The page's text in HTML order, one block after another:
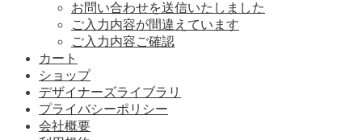
お問い合わせを送信いたしました
ご入力内容が間違えています
ご入力内容ご確認
カート
ショップ
デザイナーズライブラリ
プライバシーポリシー
会社概要